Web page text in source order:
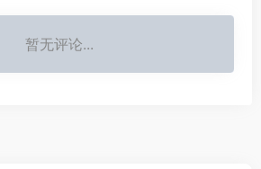
暂无评论...